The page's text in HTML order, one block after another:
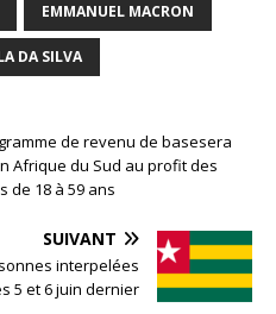
EMMANUEL MACRON
DA SILVA
de revenu de basesera
Afrique du Sud au profit des
de 18 à 59 ans
SUIVANT
interpelées
5 et 6 juin dernier